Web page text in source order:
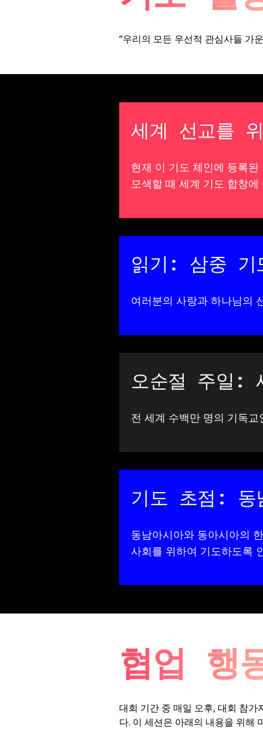
“우리의 모든 우선적 관심사들 가
세계 선교를
현재 이 기도 체인에 등록
모색할 때 세계 기도 합창
읽기: 삼중 기
여러분의 사랑과 하나님의
오순절 주일:
전 세계 수백만 명의 기독
기도 초점: 동
동남아시아와 동아시아의
사회를 위하여 기도하도록
협업 행
대회 기간 중 매일 오후, 대회 참
다. 이 세션은 아래의 내용을 위해